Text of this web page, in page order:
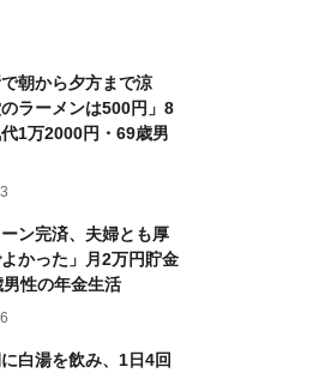
で朝から夕方まで涼
ラーメンは500円」8
1万2000円・69歳男
ーン完済、夫婦とも厚
かった」月2万円貯金
性の年金生活
に白湯を飲み、1日4回